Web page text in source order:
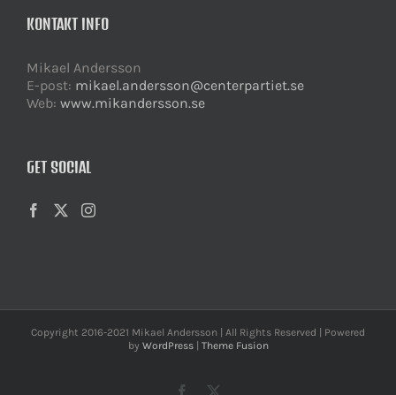
KONTAKT INFO
Mikael Andersson
E-post: mikael.andersson@centerpartiet.se
Web: www.mikandersson.se
GET SOCIAL
Copyright 2016-2021 Mikael Andersson | All Rights Reserved | Powered
by WordPress| Theme Fusion
Facebook